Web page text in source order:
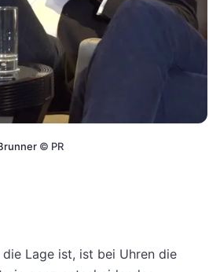
© PR
die Lage ist, ist bei Uhren die